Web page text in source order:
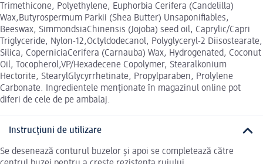
Trimethicone, Polyethylene, Euphorbia Cerifera (Candelilla)
Wax,Butyrospermum Parkii (Shea Butter) Unsaponifiables,
Beeswax, SimmondsiaChinensis (Jojoba) seed oil, Caprylic/Capri
Triglyceride, Nylon-12,Octyldodecanol, Polyglyceryl-2 Diisostearate,
Silica, CoperniciaCerifera (Carnauba) Wax, Hydrogenated, Coconut
Oil, Tocopherol,VP/Hexadecene Copolymer, Stearalkonium
Hectorite, StearylGlycyrrhetinate, Propylparaben, Prolylene
Carbonate. Ingredientele menționate în magazinul online pot
diferi de cele de pe ambalaj.
Instrucțiuni de utilizare
Se desenează conturul buzelor și apoi se completează către